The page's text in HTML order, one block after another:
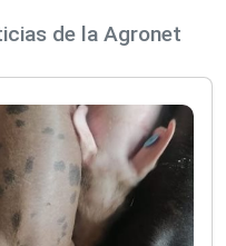
de la Agronet